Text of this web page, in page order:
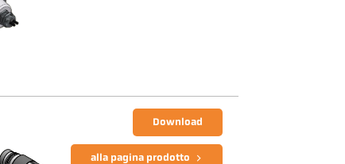
Download
alla pagina prodotto